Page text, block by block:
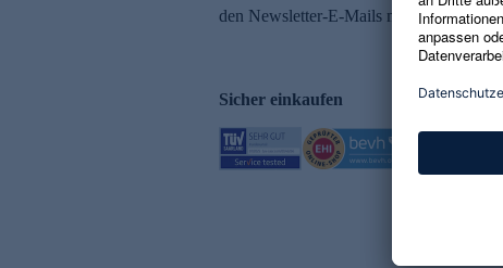
den Newsletter-E-Mails möglich.
Sicher einkaufen